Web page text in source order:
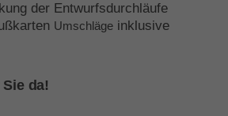
der Entwurfsdurchläufe
Umschläge inklusive
da!